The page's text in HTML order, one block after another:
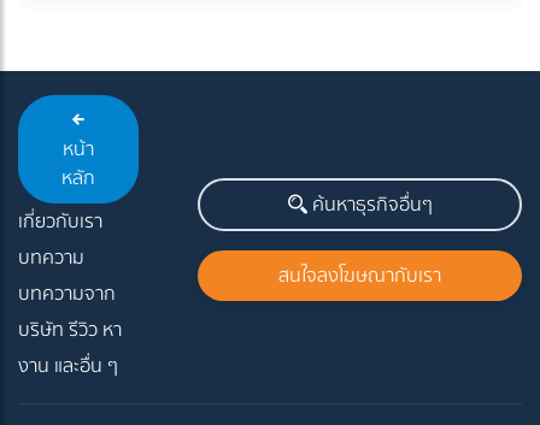
หน้า
หลัก
เกี่ยวกับเรา
บทความ
บทความจาก
บริษัท รีวิว หา
งาน และอื่น ๆ
ค้นหาธุรกิจอื่นๆ
สนใจลงโฆษณากับเรา